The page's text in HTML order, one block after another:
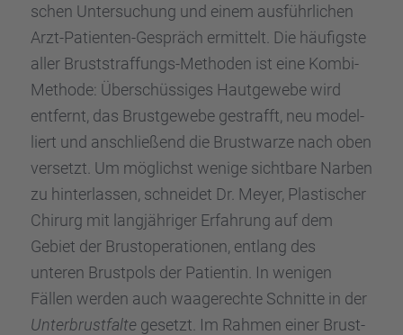
schen Unter­su­chung und einem ausführ­li­chen
Arzt-Patien­ten-Gespräch ermit­telt. Die häufigste
aller Brust­straf­fungs-Metho­den ist eine Kombi-
Methode: Überschüs­si­ges Hautge­webe wird
entfernt, das Brust­ge­webe gestrafft, neu model­
liert und anschlie­ßend die Brust­warze nach oben
versetzt. Um möglichst wenige sicht­bare Narben
zu hinter­las­sen, schnei­det Dr. Meyer, Plasti­scher
Chirurg mit langjäh­ri­ger Erfah­rung auf dem
Gebiet der Brust­ope­ra­tio­nen, entlang des
unteren Brust­pols der Patien­tin. In wenigen
Fällen werden auch waage­rechte Schnitte in der
Unter­brust­faltegesetzt. Im Rahmen einer Brust­